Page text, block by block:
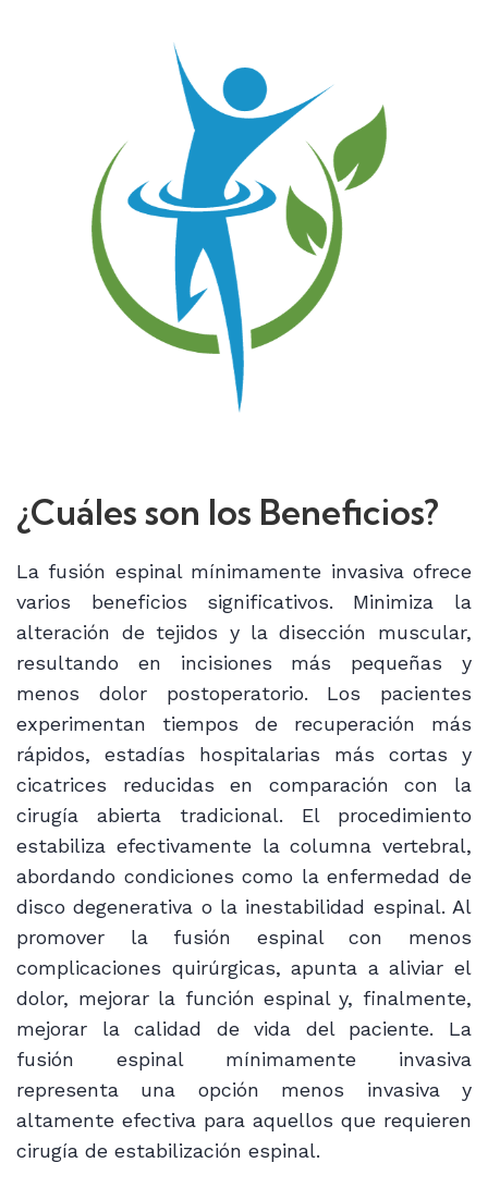
¿Cuáles son los Beneficios?
La fusión espinal mínimamente invasiva ofrece
varios beneficios significativos. Minimiza la
alteración de tejidos y la disección muscular,
resultando en incisiones más pequeñas y
menos dolor postoperatorio. Los pacientes
experimentan tiempos de recuperación más
rápidos, estadías hospitalarias más cortas y
cicatrices reducidas en comparación con la
cirugía abierta tradicional. El procedimiento
estabiliza efectivamente la columna vertebral,
abordando condiciones como la enfermedad de
disco degenerativa o la inestabilidad espinal. Al
promover la fusión espinal con menos
complicaciones quirúrgicas, apunta a aliviar el
dolor, mejorar la función espinal y, finalmente,
mejorar la calidad de vida del paciente. La
fusión espinal mínimamente invasiva
representa una opción menos invasiva y
altamente efectiva para aquellos que requieren
cirugía de estabilización espinal.